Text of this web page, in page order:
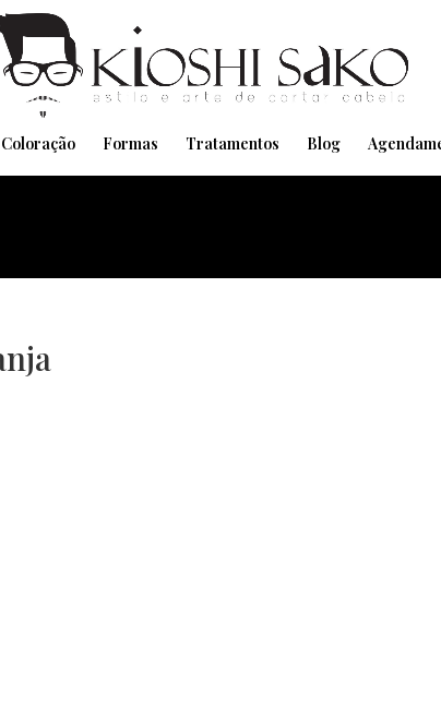
Coloração Formas Tratamentos Blog
Pensando em transformar seu Visual??
Agende pelo Whatsapp